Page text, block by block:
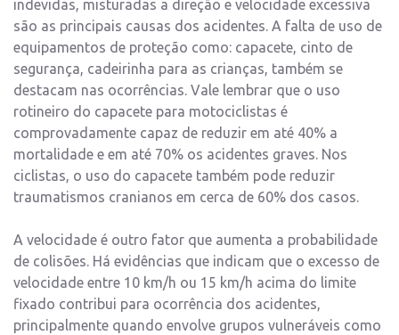
indevidas, misturadas a direção e velocidade excessiva
são as principais causas dos acidentes. A falta de uso de
equipamentos de proteção como: capacete, cinto de
segurança, cadeirinha para as crianças, também se
destacam nas ocorrências. Vale lembrar que o uso
rotineiro do capacete para motociclistas é
comprovadamente capaz de reduzir em até 40% a
mortalidade e em até 70% os acidentes graves. Nos
ciclistas, o uso do capacete também pode reduzir
traumatismos cranianos em cerca de 60% dos casos.
A velocidade é outro fator que aumenta a probabilidade
de colisões. Há evidências que indicam que o excesso de
velocidade entre 10 km/h ou 15 km/h acima do limite
fixado contribui para ocorrência dos acidentes,
principalmente quando envolve grupos vulneráveis como